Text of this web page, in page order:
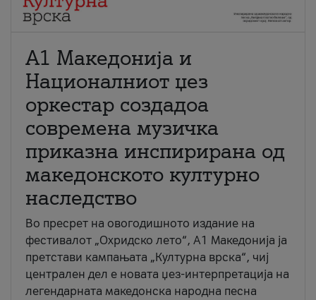
А1 Македонија и
Националниот џез
оркестар создадоа
современа музичка
приказна инспирирана од
македонското културно
наследство
Во пресрет на овогодишното издание на
фестивалот „Охридско лето“, А1 Македонија ја
претстави кампањата „Културна врска“, чиј
централен дел е новата џез-интерпретација на
легендарната македонска народна песна